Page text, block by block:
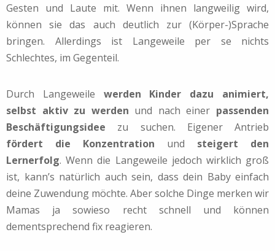
Gesten und Laute mit. Wenn ihnen langweilig wird,
können sie das auch deutlich zur (Körper-)Sprache
bringen. Allerdings ist Langeweile per se nichts
Schlechtes, im Gegenteil.
Durch Langeweile werden Kinder dazu animiert,
selbst aktiv zu werden und nach einer passenden
Beschäftigungsidee zu suchen. Eigener Antrieb
fördert die Konzentration und steigert den
Lernerfolg. Wenn die Langeweile jedoch wirklich groß
ist, kann’s natürlich auch sein, dass dein Baby einfach
deine Zuwendung möchte. Aber solche Dinge merken wir
Mamas ja sowieso recht schnell und können
dementsprechend fix reagieren.